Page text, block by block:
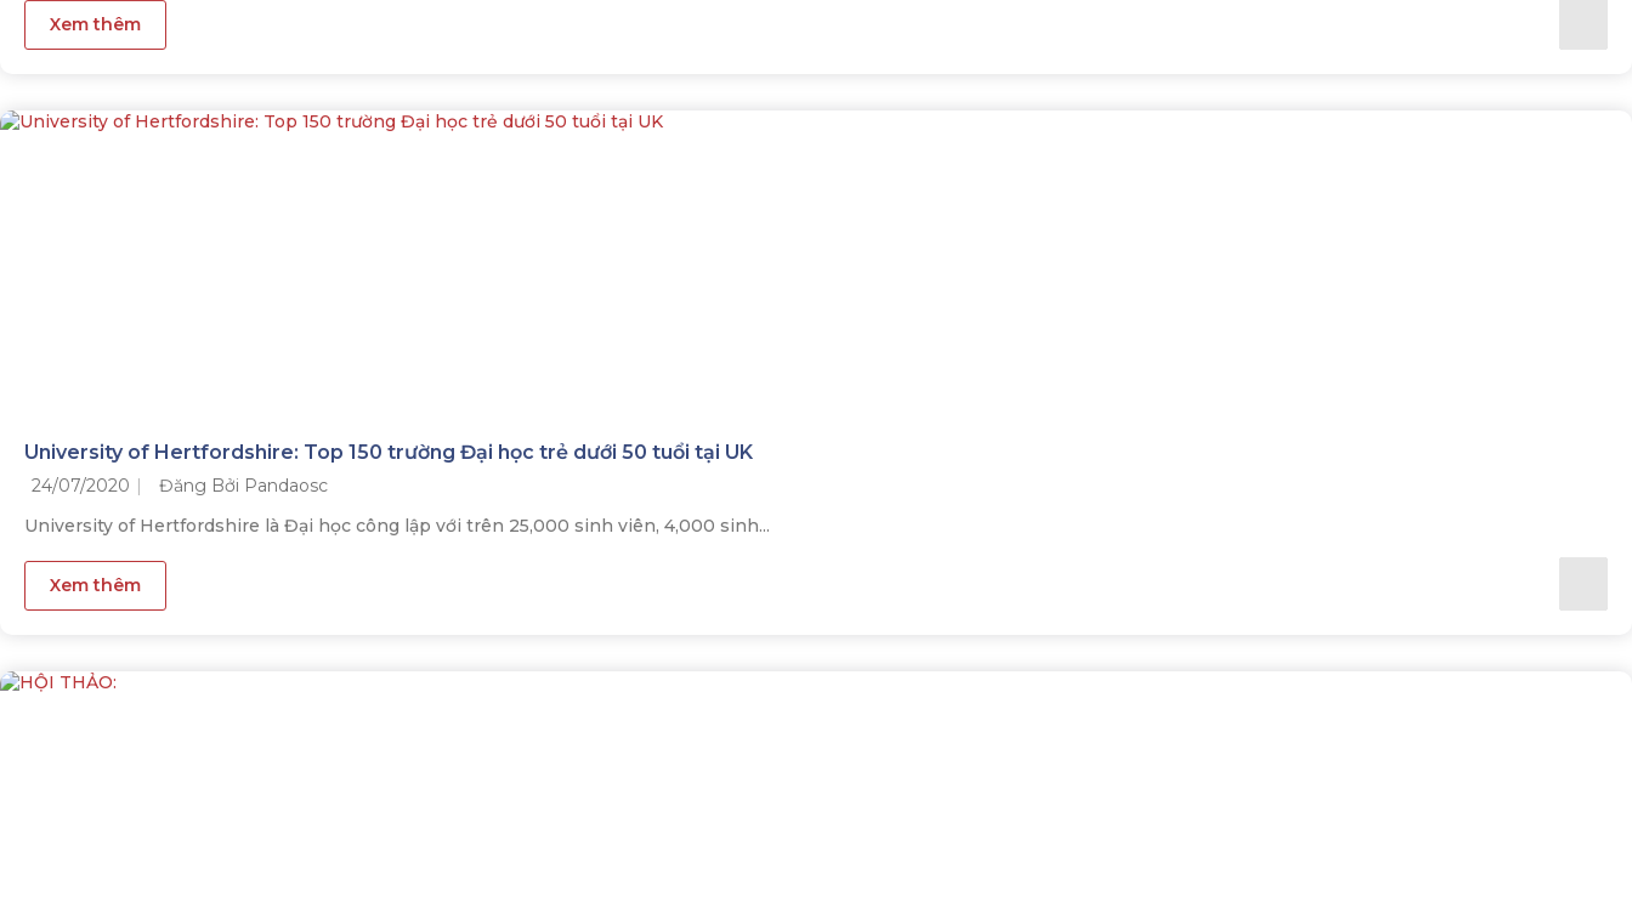
Xem thêm
University of Hertfordshire: Top 150 trường Đại học trẻ dưới 50 tuổi tại UK
24/07/2020
Đăng Bởi Pandaosc
University of Hertfordshire là Đại học công lập với trên 25,000 sinh viên, 4,000 sinh...
Xem thêm